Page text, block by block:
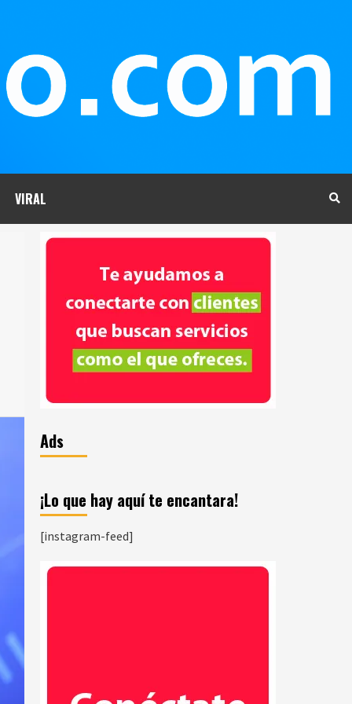
VIRAL
Ads
¡Lo que hay aquí te encantara!
[instagram-feed]